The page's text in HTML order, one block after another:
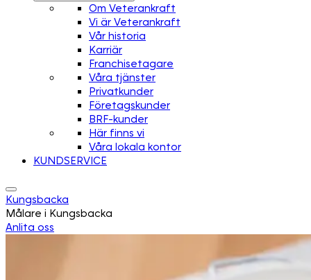
Om Veterankraft
Vi är Veterankraft
Vår historia
Karriär
Franchisetagare
Våra tjänster
Privatkunder
Företagskunder
BRF-kunder
Här finns vi
Våra lokala kontor
KUNDSERVICE
Kungsbacka
Målare i Kungsbacka
Anlita oss